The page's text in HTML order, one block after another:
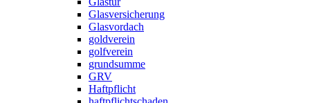
Glasversicherung
Glasvordach
goldverein
golfverein
grundsumme
GRV
Haftpflicht